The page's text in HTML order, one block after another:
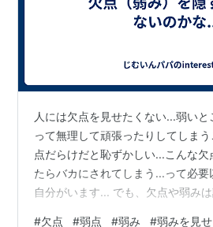
人には欠点を見せたくない...弱い
って無理して頑張ったりしてしま
点だらけだと恥ずかしい...こんな
たらバカにされてしまう...って必要
自分がいます... でも、欠点や弱み
#欠点 #弱点 #弱み #弱みを見